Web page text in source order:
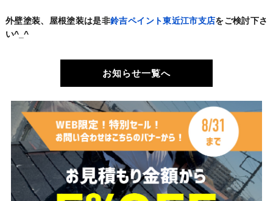
外壁塗装、屋根塗装は是非鈴吉ペイント東近江市支店をご検討下さ
い^_^
お知らせ一覧へ